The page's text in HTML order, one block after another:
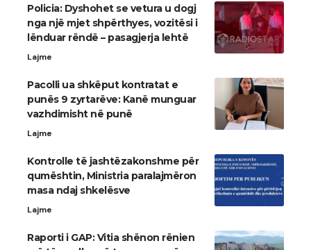
Policia: Dyshohet se vetura u dogj
nga një mjet shpërthyes, vozitësi i
lënduar rëndë – pasagjerja lehtë
Lajme
Pacolli ua shkëput kontratat e
punës 9 zyrtarëve: Kanë munguar
vazhdimisht në punë
Lajme
Kontrolle të jashtëzakonshme për
qumështin, Ministria paralajmëron
masa ndaj shkelësve
Lajme
Raporti i GAP: Vitia shënon rënien